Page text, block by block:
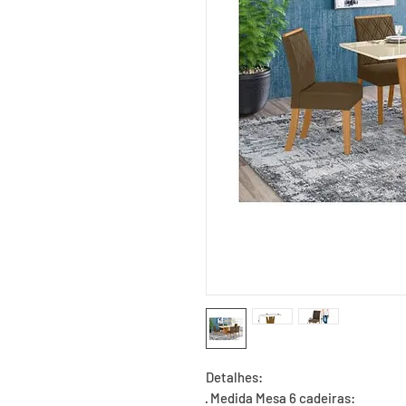
Detalhes:
· Medida Mesa 6 cadeiras: